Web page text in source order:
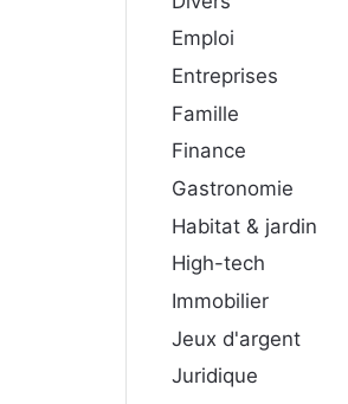
Emploi
Entreprises
Famille
Finance
Gastronomie
Habitat & jardin
High-tech
Immobilier
Jeux d'argent
Juridique